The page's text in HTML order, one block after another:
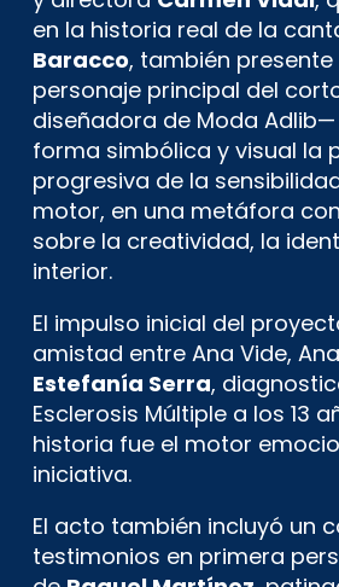
en la historia real de la
Baracco, también presente
personaje principal del
diseñadora de Moda
forma simbólica y visual la
progresiva de la
motor, en una metáfora
sobre la creatividad, la
interior.
El impulso inicial del
amistad entre Ana Vide,
Estefanía Serra,
Esclerosis Múltiple a los 13
historia fue el motor
iniciativa.
El acto también incluyó un
testimonios en primera